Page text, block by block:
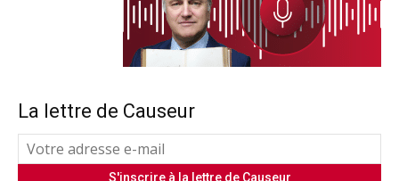
La lettre de Causeur